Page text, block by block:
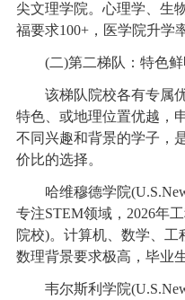
尖文理学院。心理学、生
福要求100+，医学院升学
(二)第二梯队：特色鲜
该梯队院校各有专属优
特色、或地理位置优越，
不同兴趣和背景的学子，
价比的选择。
哈维穆德学院
专注STEM领域，2026年
院校)。计算机、数学、工
数理背景要求极高，毕业
韦尔斯利学院